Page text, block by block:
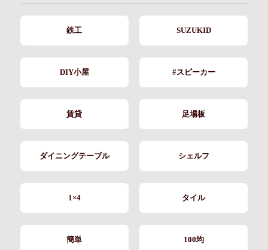
鉄工 SUZUKID
DIY小屋 #スピーカー
賃貸 足場板
ダイニングテーブル シェルフ
1×4 タイル
簡単 100均